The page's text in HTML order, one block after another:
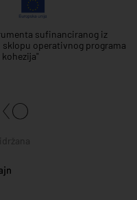
sufinanciranog iz
operativnog programa